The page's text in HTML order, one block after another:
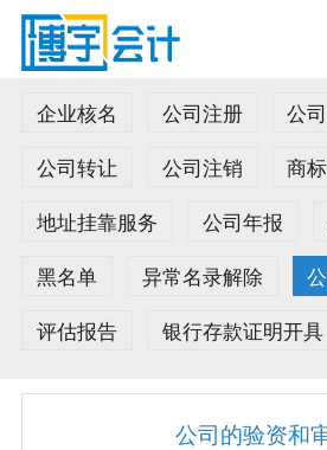
企业核名
公司注册
公
公司转让
公司注销
商
地址挂靠服务
公司年报
黑名单
异常名录解除
评估报告
银行存款证明开具
公司的验资和